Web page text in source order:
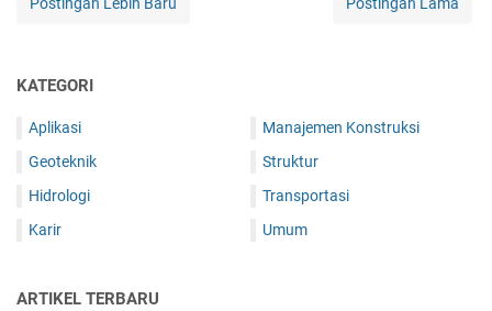
Postingan Lebih Baru Postingan Lama
KATEGORI
Aplikasi
Geoteknik
Hidrologi
Karir
Manajemen Konstruksi
Struktur
Transportasi
Umum
ARTIKEL TERBARU